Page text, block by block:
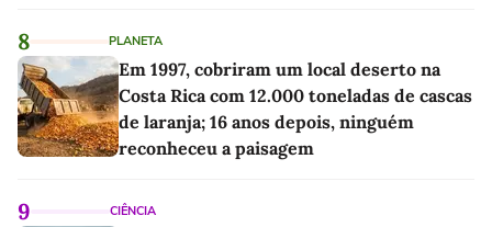
8 PLANETA
Em 1997, cobriram um local deserto na
Costa Rica com 12.000 toneladas de cascas
de laranja; 16 anos depois, ninguém
reconheceu a paisagem
9 CIÊNCIA